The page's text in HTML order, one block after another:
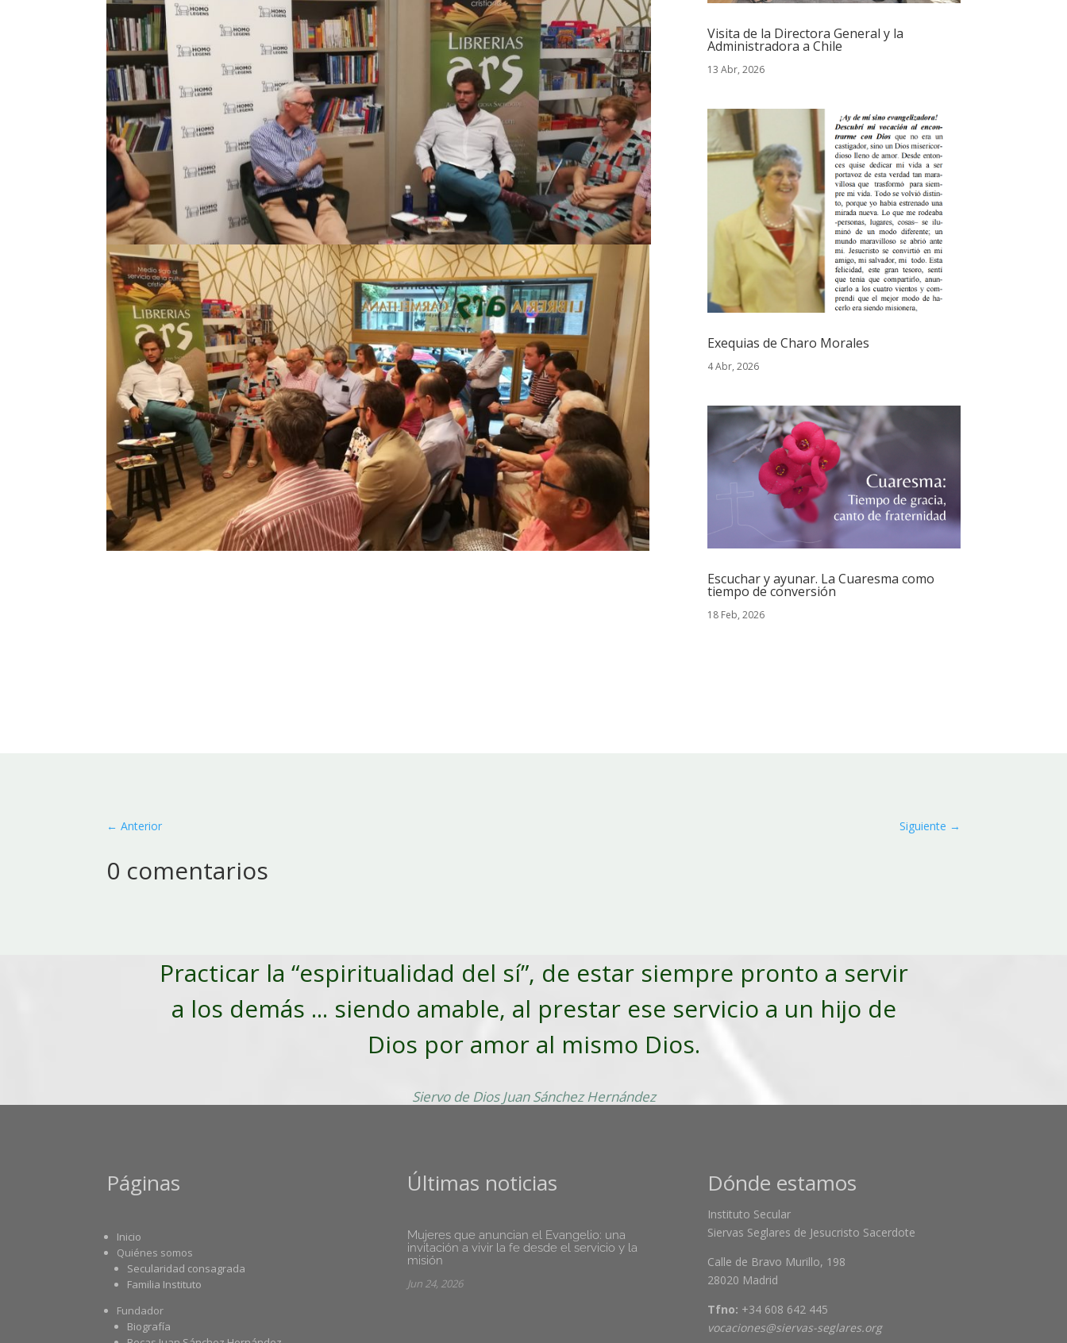
Visita de la Directora General y la
Administradora a Chile
13 Abr, 2026
Exequias de Charo Morales
4 Abr, 2026
Escuchar y ayunar. La Cuaresma como
tiempo de conversión
18 Feb, 2026
←Anterior Siguiente →
0 comentarios
Practicar la “espiritualidad del sí”, de estar siempre pronto a servir
a los demás ... siendo amable, al prestar ese servicio a un hijo de
Dios por amor al mismo Dios.
Siervo de Dios Juan Sánchez Hernández
Páginas
Inicio
Quiénes somos
Secularidad consagrada
Familia Instituto
Fundador
Biografía
Últimas noticias
Mujeres que anuncian el Evangelio: una
invitación a vivir la fe desde el servicio y la
misión
Jun 24, 2026
Dónde estamos
Instituto Secular
Siervas Seglares de Jesucristo Sacerdote
Calle de Bravo Murillo, 198
28020 Madrid
Tfno: +34 608 642 445
vocaciones@siervas-seglares.org